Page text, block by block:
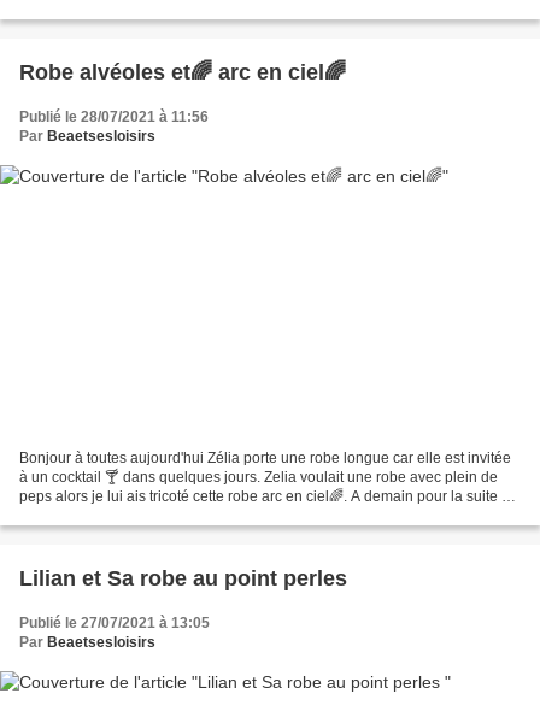
Robe alvéoles et🌈 arc en ciel🌈
Publié le 28/07/2021 à 11:56
Par Beaetsesloisirs
Bonjour à toutes aujourd'hui Zélia porte une robe longue car elle est invitée
à un cocktail 🍸 dans quelques jours. Zelia voulait une robe avec plein de
peps alors je lui ais tricoté cette robe arc en ciel🌈. A demain pour la suite de
Lilian et Sa robe au point perles
Publié le 27/07/2021 à 13:05
Par Beaetsesloisirs